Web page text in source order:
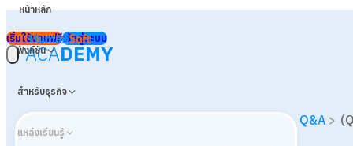
หน้าหลัก
ฟังก์ชัน
สำหรับธุรกิจ
แหล่งเรียนรู้
เริ่มใช้งานฟรีเข้าสู่ระบบ
ACADEMY
Q&A >